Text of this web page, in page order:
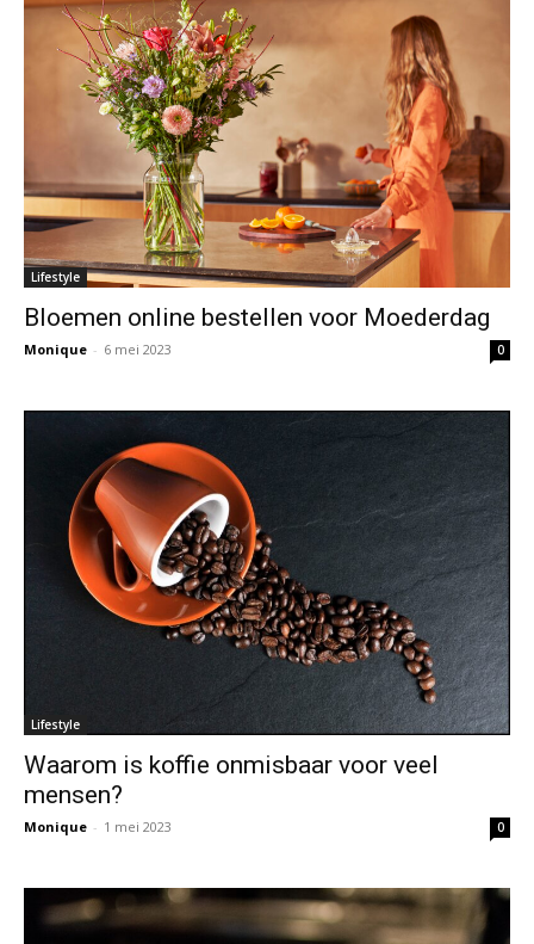
Lifestyle
Bloemen online bestellen voor Moederdag
Monique - 6 mei 2023 0
Lifestyle
Waarom is koffie onmisbaar voor veel
mensen?
Monique - 1 mei 2023 0